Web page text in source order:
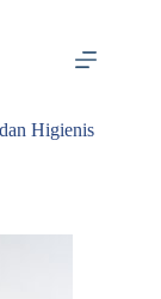
Higienis